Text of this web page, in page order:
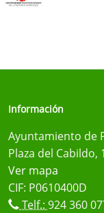
Información
Ayuntamiento de
Plaza del Cabildo,
Ver mapa
CIF: P0610400D
Telf.: 924 360